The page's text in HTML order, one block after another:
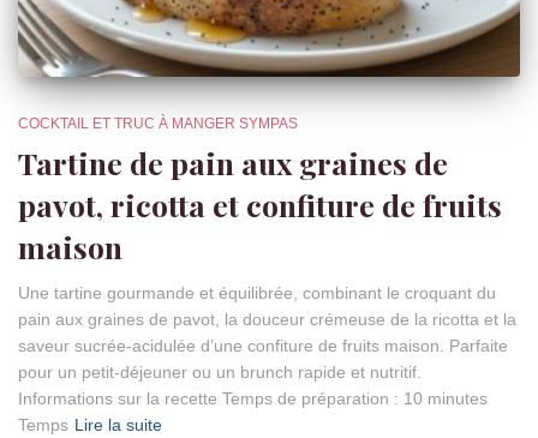
COCKTAIL ET TRUC À MANGER SYMPAS
Tartine de pain aux graines de
pavot, ricotta et confiture de fruits
maison
Une tartine gourmande et équilibrée, combinant le croquant du
pain aux graines de pavot, la douceur crémeuse de la ricotta et la
saveur sucrée-acidulée d’une confiture de fruits maison. Parfaite
pour un petit-déjeuner ou un brunch rapide et nutritif.
Informations sur la recette Temps de préparation : 10 minutes
Temps Lire la suite